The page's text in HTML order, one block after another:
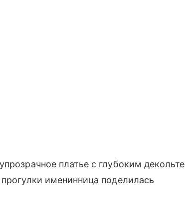
платье с глубоким декольте
именинница поделилась